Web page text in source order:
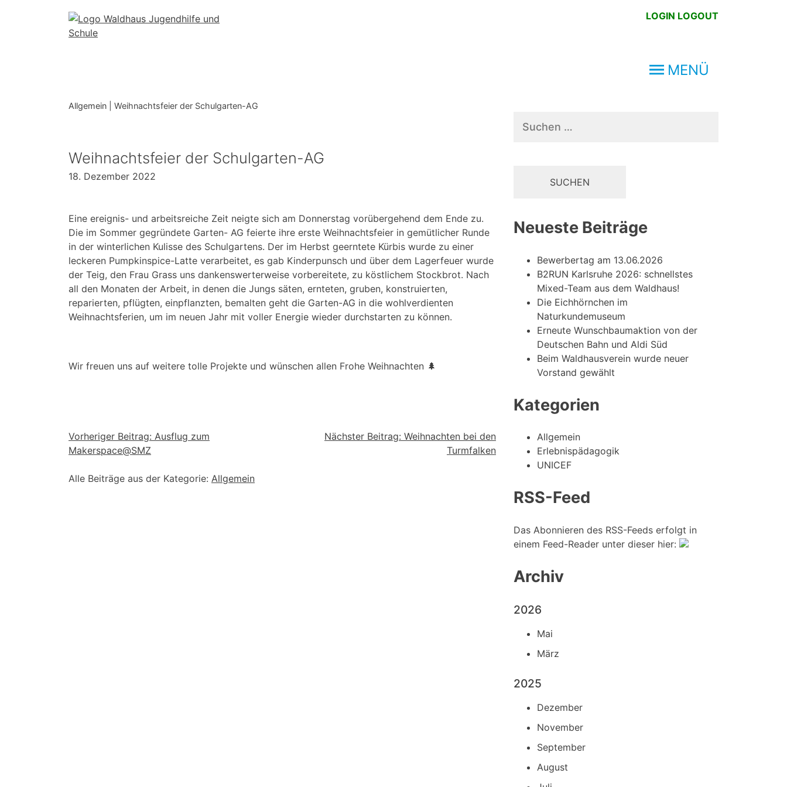
LOGIN LOGOUT
MENÜ
Allgemein Weihnachtsfeier der Schulgarten-AG
Weihnachtsfeier der Schulgarten-AG
18. Dezember 2022
Eine ereignis- und arbeitsreiche Zeit neigte sich am Donnerstag vorübergehend dem Ende zu.
Die im Sommer gegründete Garten- AG feierte ihre erste Weihnachtsfeier in gemütlicher Runde
in der winterlichen Kulisse des Schulgartens. Der im Herbst geerntete Kürbis wurde zu einer
leckeren Pumpkinspice-Latte verarbeitet, es gab Kinderpunsch und über dem Lagerfeuer wurde
der Teig, den Frau Grass uns dankenswerterweise vorbereitete, zu köstlichem Stockbrot. Nach
all den Monaten der Arbeit, in denen die Jungs säten, ernteten, gruben, konstruierten,
reparierten, pflügten, einpflanzten, bemalten geht die Garten-AG in die wohlverdienten
Weihnachtsferien, um im neuen Jahr mit voller Energie wieder durchstarten zu können.
Wir freuen uns auf weitere tolle Projekte und wünschen allen Frohe Weihnachten 🌲
Beitragsnavigation
Vorheriger Beitrag: Ausflug zum
Makerspace@SMZ
Nächster Beitrag: Weihnachten bei den
Turmfalken
Alle Beiträge aus der Kategorie: Allgemein
nach:
Neueste Beiträge
Bewerbertag am 13.06.2026
B2RUN Karlsruhe 2026: schnellstes
Mixed-Team aus dem Waldhaus!
Die Eichhörnchen im
Naturkundemuseum
Erneute Wunschbaumaktion von der
Deutschen Bahn und Aldi Süd
Beim Waldhausverein wurde neuer
Vorstand gewählt
Kategorien
Allgemein
Erlebnispädagogik
UNICEF
RSS-Feed
Das Abonnieren des RSS-Feeds erfolgt in
einem Feed-Reader unter dieser hier:
Archiv
2026
Mai
März
2025
Dezember
November
September
August